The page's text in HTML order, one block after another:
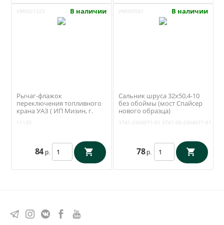
УМ0021223 В наличии
Рычаг-флажок
переключения топливного
крана УАЗ ( ИП Мизин, г.
11120
84 р.
УМ005581 В наличии
Сальник шруса 32х50,4-10
без обоймы (мост Спайсер
нового образца)
2304071-01
3741-2304071-01 3741-00-2304071-01
78 р.